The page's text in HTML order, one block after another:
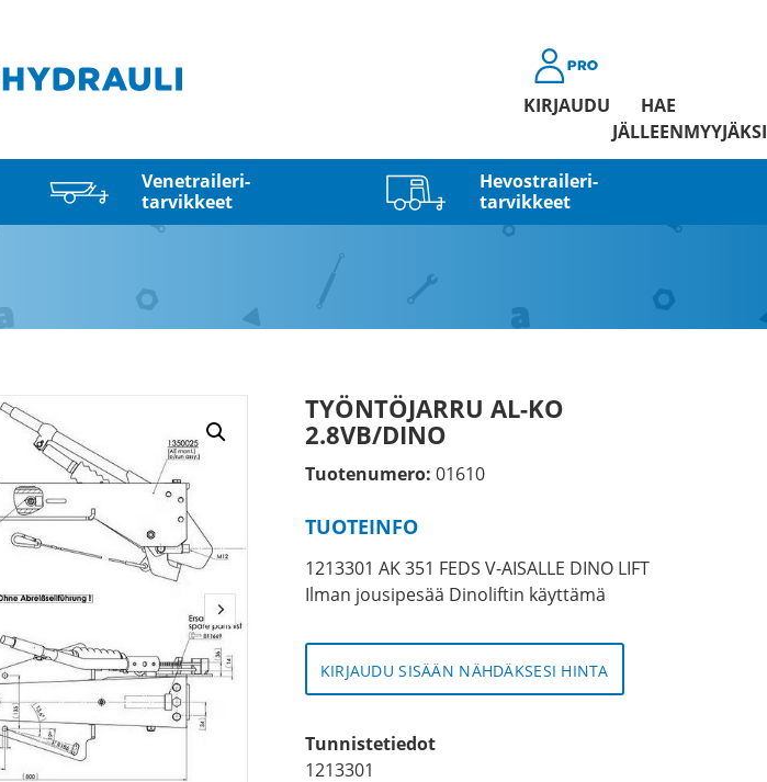
KIRJAUDU
HAE
JÄLLEENMYYJÄKSI
Venetraileri­
tarvikkeet
Hevostraileri­
tarvikkeet
TYÖNTÖJARRU AL-KO
2.8VB/DINO
Tuotenumero: 01610
TUOTEINFO
1213301 AK 351 FEDS V-AISALLE DINO LIFT
Ilman jousipesää Dinoliftin käyttämä
KIRJAUDU SISÄÄN NÄHDÄKSESI HINTA
Tunnistetiedot
1213301